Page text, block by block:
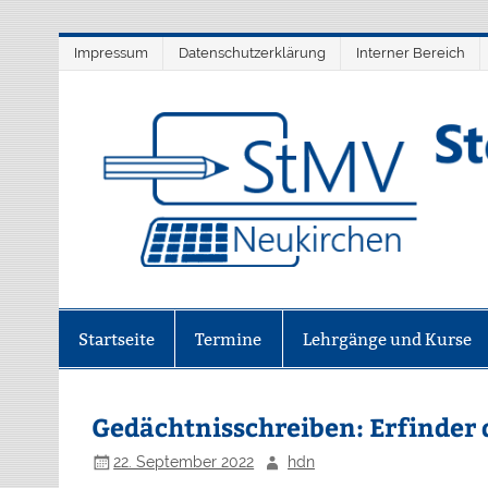
Impressum Datenschutzerklärung Interner Bereich
Startseite Termine Lehrgänge und Kurse
Gedächtnisschreiben: Erfinder
22. September 2022 hdn